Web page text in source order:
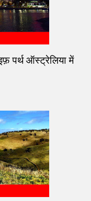
पर्थ ऑस्ट्रेलिया में